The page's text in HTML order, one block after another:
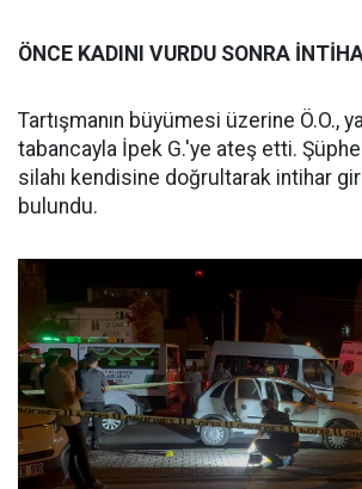
ÖNCE KADINI VURDU SONRA
Tartışmanın büyümesi üzerine Ö.O.,
tabancayla İpek G.'ye ateş etti.
silahı kendisine doğrultarak intihar
bulundu.